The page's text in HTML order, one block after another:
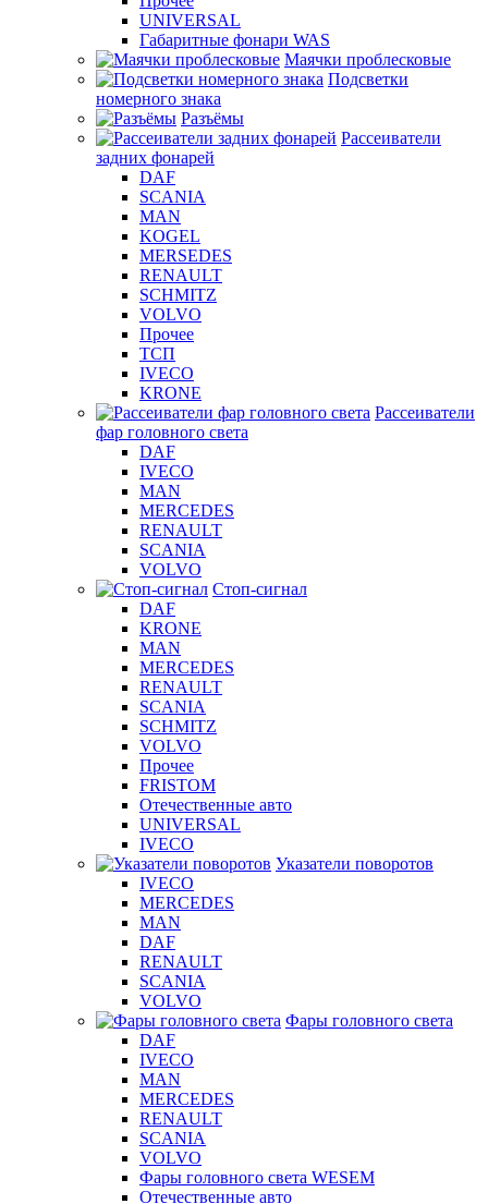
UNIVERSAL
Габаритные фонари WAS
Маячки проблесковые
Подсветки
номерного знака
Разъёмы
Рассеиватели
задних фонарей
DAF
SCANIA
MAN
KOGEL
MERSEDES
RENAULT
SCHMITZ
VOLVO
Прочее
ТСП
IVECO
KRONE
Рассеиватели
фар головного света
DAF
IVECO
MAN
MERCEDES
RENAULT
SCANIA
VOLVO
Стоп-сигнал
DAF
KRONE
MAN
MERCEDES
RENAULT
SCANIA
SCHMITZ
VOLVO
Прочее
FRISTOM
Отечественные авто
UNIVERSAL
IVECO
Указатели поворотов
IVECO
MERCEDES
MAN
DAF
RENAULT
SCANIA
VOLVO
Фары головного света
DAF
IVECO
MAN
MERCEDES
RENAULT
SCANIA
VOLVO
Фары головного света WESEM
Отечественные авто